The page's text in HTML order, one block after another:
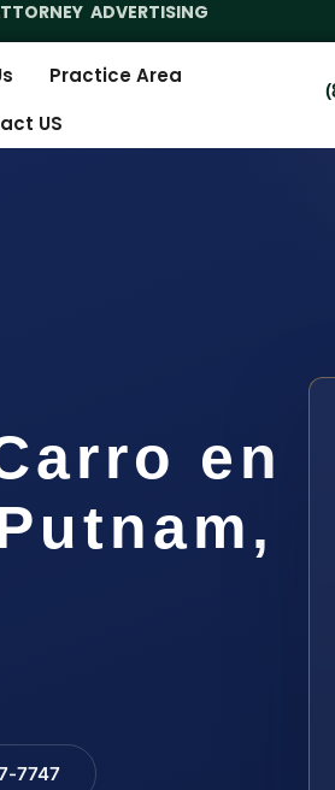
ADVERTISING
Practice Area
US
en
7747